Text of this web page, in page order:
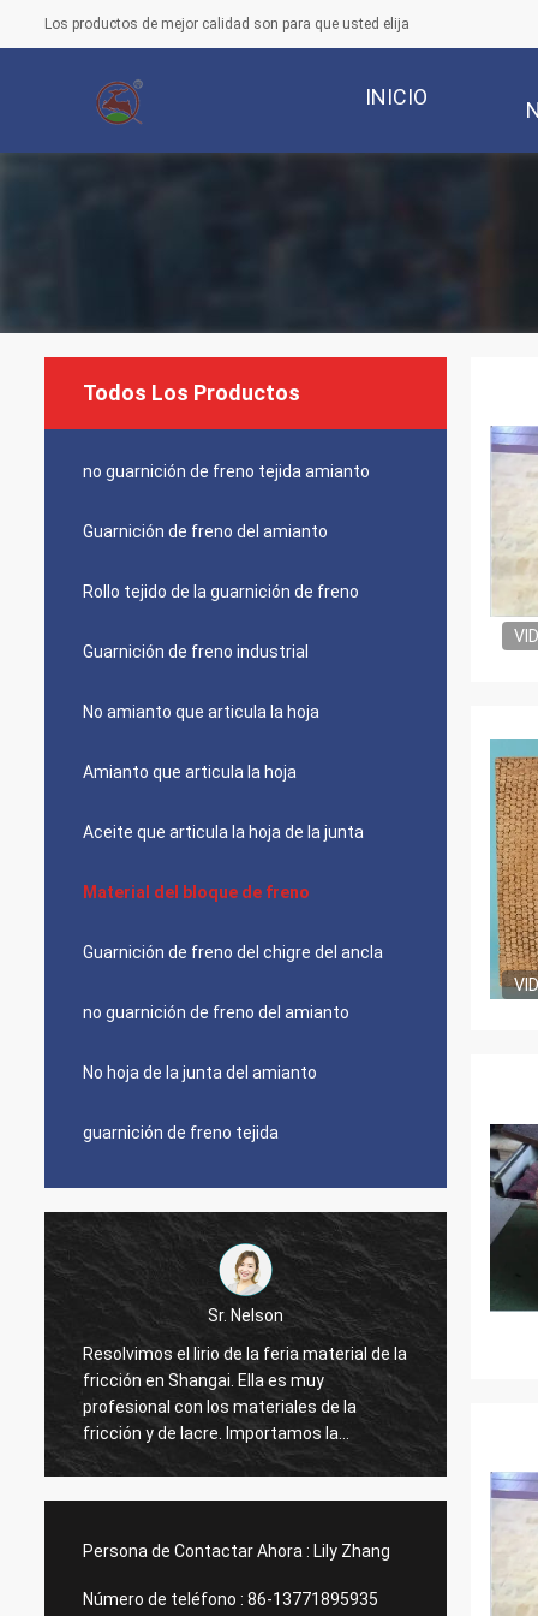
Los productos de mejor calidad son para que usted elija
INICIO
Todos Los Productos
no guarnición de freno tejida amianto
Guarnición de freno del amianto
Rollo tejido de la guarnición de freno
Guarnición de freno industrial
No amianto que articula la hoja
Amianto que articula la hoja
Aceite que articula la hoja de la junta
Material del bloque de freno
Guarnición de freno del chigre del ancla
no guarnición de freno del amianto
No hoja de la junta del amianto
guarnición de freno tejida
Sr. Nelson
Resolvimos el lirio de la feria material de la
fricción en Shangai. Ella es muy
profesional con los materiales de la
fricción y de lacre. Importamos la
guarnición de freno y las hojas comunes
honesto mismo, las confiamos en y
creemos que usted también podría hacer
muy
Persona de Contactar Ahora : Lily Zhang
Número de teléfono : 86-13771895935